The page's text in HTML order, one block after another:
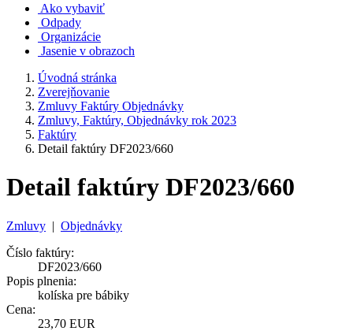
Ako vybaviť
Odpady
Organizácie
Jasenie v obrazoch
Úvodná stránka
Zverejňovanie
Zmluvy Faktúry Objednávky
Zmluvy, Faktúry, Objednávky rok 2023
Faktúry
Detail faktúry DF2023/660
Detail faktúry DF2023/660
Zmluvy | Objednávky
Číslo faktúry:
DF2023/660
Popis plnenia:
kolíska pre bábiky
Cena:
23,70 EUR